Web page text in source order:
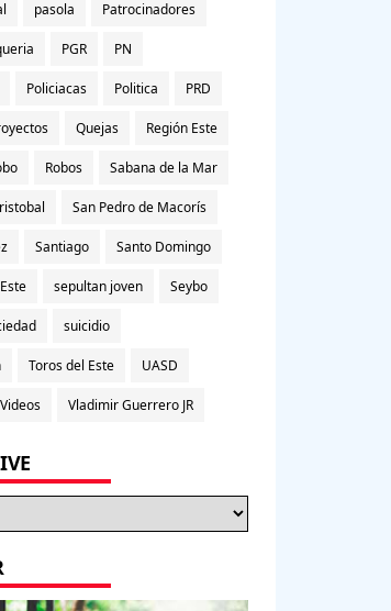
pasola Patrocinadores
PGR PN
Policiacas Politica PRD
Quejas Región Este
Robos Sabana de la Mar
San Pedro de Macorís
Santiago Santo Domingo
sepultan joven Seybo
suicidio
Toros del Este UASD
Videos Vladimir Guerrero JR